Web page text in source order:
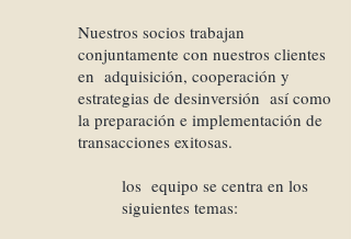
Nuestros socios trabajan
conjuntamente con nuestros clientes
en adquisición, cooperación y
estrategias de desinversión así como
la preparación e implementación de
transacciones exitosas.
los equipo se centra en los
siguientes temas: